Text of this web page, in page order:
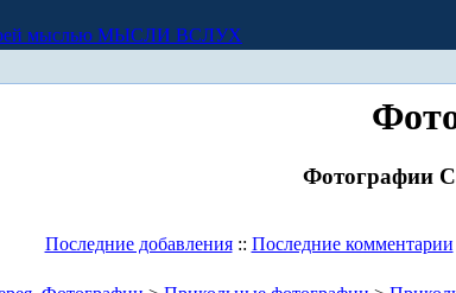
МЫСЛИ ВСЛУХ
Фотографии
Последние добавления:: Последние комментарии